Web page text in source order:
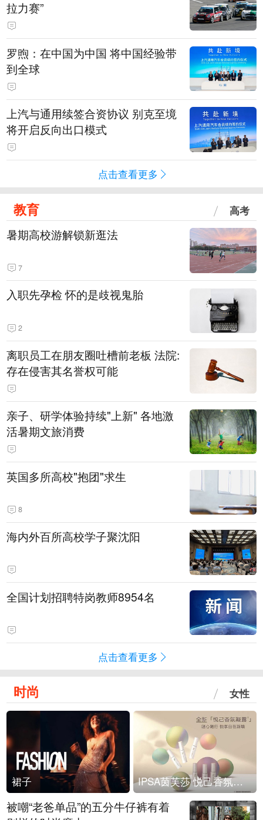
拉力赛”
罗煦：在中国为中国 将中国经验带
到全球
上汽与通用续签合资协议 别克至境
将开启反向出口模式
点击查看更多
教育 高考
暑期高校游解锁新逛法
7
入职先孕检 怀的是歧视鬼胎
2
离职员工在朋友圈吐槽前老板 法院:
存在侵害其名誉权可能
亲子、研学体验持续"上新" 各地激
活暑期文旅消费
英国多所高校"抱团"求生
8
海内外百所高校学子聚沈阳
全国计划招聘特岗教师8954名
点击查看更多
时尚 女性
裙子 IPSA茵芙莎 悦己香氛凝露上市
被嘲“老爸单品”的五分牛仔裤有着